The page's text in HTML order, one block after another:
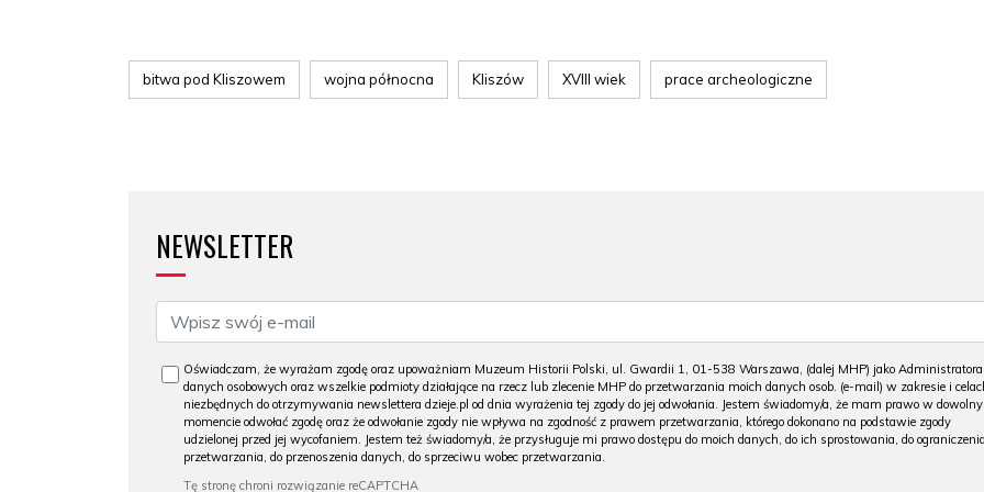
bitwa pod Kliszowem wojna północna Kliszów XVIII wiek prace archeologiczne
NEWSLETTER
Oświadczam, że wyrażam zgodę oraz upoważniam Muzeum Historii Polski, ul. Gwardii 1, 01-538 Warszawa, (dalej MHP) jako Administratora
danych osobowych oraz wszelkie podmioty działające na rzecz lub zlecenie MHP do przetwarzania moich danych osob. (e-mail) w zakresie i
niezbędnych do otrzymywania newslettera dzieje.pl od dnia wyrażenia tej zgody do jej odwołania. Jestem świadomy/a, że mam prawo w
momencie odwołać zgodę oraz że odwołanie zgody nie wpływa na zgodność z prawem przetwarzania, którego dokonano na podstawie zgody
udzielonej przed jej wycofaniem. Jestem też świadomy/a, że przysługuje mi prawo dostępu do moich danych, do ich sprostowania, do ograniczenia
przetwarzania, do przenoszenia danych, do sprzeciwu wobec przetwarzania.